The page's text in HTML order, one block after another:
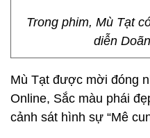
Trong phim, Mù Tạt
diễn
Mù Tạt được mời đóng
Online, Sắc màu phái
cảnh sát hình sự “Mê